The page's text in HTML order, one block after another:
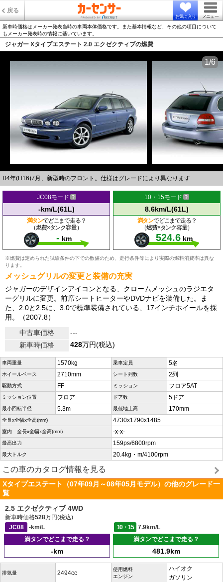
戻る
お気に入り メニュー
新車時価格はメーカー発表当時の車両本体価格です。また基本情報など、その他の項目について
もメーカー発表時の情報に基いています。
ジャガー Xタイプエステート 2.0 エクゼクティブの燃費
04年(H16)7月、新型時のフロント。仕様はグレードにより異なります
1/6
JC08モード
-km/L(61L)
満タンでどこまで走る？
（燃費×タンク容量）
- km
10・15モード
8.6km/L(61L)
満タンでどこまで走る？
（燃費×タンク容量）
524.6 km
※燃費は定められた試験条件の下での数値のため、走行条件等により実際の燃料消費率は異な
ります。
メッシュグリルの変更と装備の充実
ジャガーのデザインアイコンとなる、クロームメッシュのラジエタ
ーグリルに変更。前席シートヒーターやDVDナビを装備した。ま
た、2.0と2.5に、3.0で標準装備されている、17インチホイールを採
用。（2007.8）
中古車価格
---
新車時価格
428万円(税込)
車両重量 1570kg 乗車定員 5名
ホイールベース 2710mm シート列数 2列
駆動方式 FF ミッション フロア5AT
ミッション位置 フロア ドア数 5ドア
最小回転半径 5.3m 最低地上高 170mm
全長x全幅x全高(mm) 4730x1790x1485
室内 全長x全幅x全高(mm) -x-x-
最高出力 159ps/6800rpm
最大トルク 20.4kg・m/4100rpm
この車のカタログ情報を見る
Xタイプエステート（07年09月～08年05月モデル）の他のグレード一
覧
2.5 エクゼクティブ 4WD
新車時価格528万円(税込)
JC08
-km/L 10・15
7.9km/L
満タンでどこまで走る？
-km
満タンでどこまで走る？
481.9km
排気量 2494cc
使用燃料
エンジン
ハイオク
ガソリン